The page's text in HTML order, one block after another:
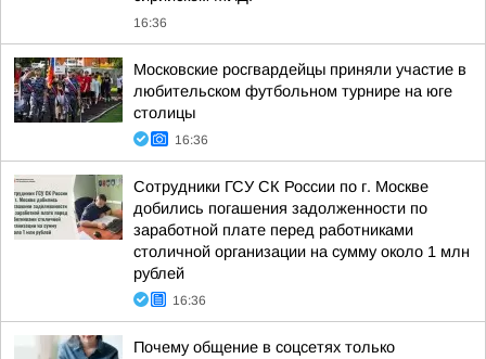
16:36
Московские росгвардейцы приняли участие в
любительском футбольном турнире на юге
столицы
16:36
Сотрудники ГСУ СК России по г. Москве
добились погашения задолженности по
заработной плате перед работниками
столичной организации на сумму около 1 млн
рублей
16:36
Почему общение в соцсетях только